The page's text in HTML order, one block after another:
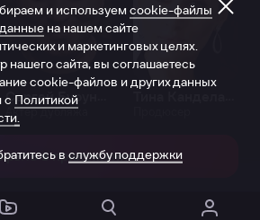
Актёр дубляжа
в приложении
и используем cookie-файлы
на нашем сайте
и маркетинговых целях.
нашего сайта, вы соглашаетесь
cookie-файлов и других данных
с Политикой
в службу поддержки